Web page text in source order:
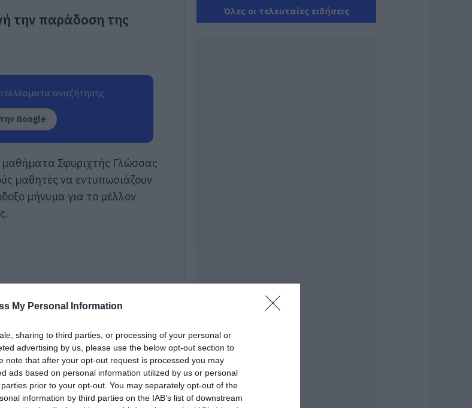
My Personal Information
sharing to third parties, or processing of your personal or
advertising by us, please use the below opt-out section to
note that after your opt-out request is processed you may
ads based on personal information utilized by us or personal
prior to your opt-out. You may separately opt-out of the
information by third parties on the IAB’s list of downstream
την παράδοση της
αναζήτησης
Google
Σφυριχτής Γλώσσας
μαθητές να εντυπωσιάζουν
μήνυμα για το μέλλον
08.08.2026 | 14:40
περιπτώσεις η ΑΑΔΕ
Εικόνες σοκ σε
κοιμητήριο της
Εύβοιας: Δείτε τι
έκαναν
08.08.2026 | 13:00
Όλες οι τελευταίες ειδήσεις